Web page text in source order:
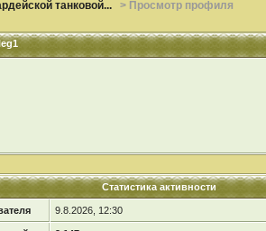
танковой... > Просмотр профиля
Статистика активности
9.8.2026, 12:30